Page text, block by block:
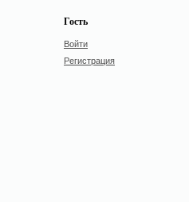
Гость
Войти
Регистрация